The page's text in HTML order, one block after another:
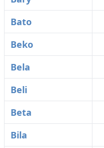
Bato
Beko
Bela
Beli
Beta
Bila